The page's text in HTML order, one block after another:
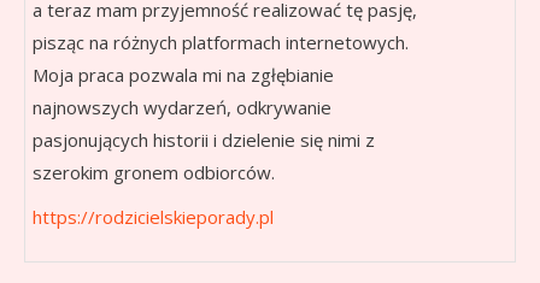
a teraz mam przyjemność realizować tę pasję,
pisząc na różnych platformach internetowych.
Moja praca pozwala mi na zgłębianie
najnowszych wydarzeń, odkrywanie
pasjonujących historii i dzielenie się nimi z
szerokim gronem odbiorców.
https://rodzicielskieporady.pl